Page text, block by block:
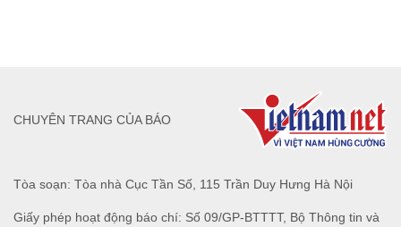
Tòa soạn: Tòa nhà Cục Tần Số, 115 Trần Duy Hưng Hà Nội
Giấy phép hoạt động báo chí: Số 09/GP-BTTTT, Bộ Thông tin và
CHUYÊN TRANG CỦA BÁO